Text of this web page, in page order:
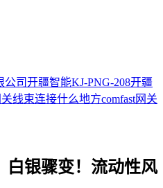
公司开疆智能KJ-PNG-208开疆
关线束连接什么地方comfast网关
白银骤变！流动性风